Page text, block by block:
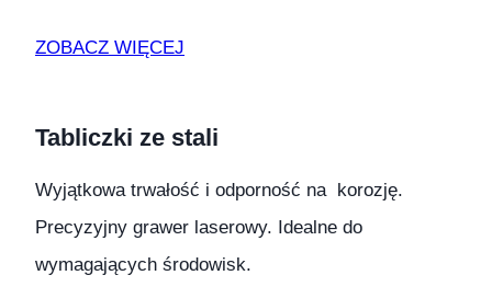
ZOBACZ WIĘCEJ
Tabliczki ze stali
Wyjątkowa trwałość i odporność na korozję.
Precyzyjny grawer laserowy. Idealne do
wymagających środowisk.